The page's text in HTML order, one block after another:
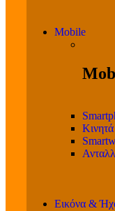
Mobile
Εικόνα &